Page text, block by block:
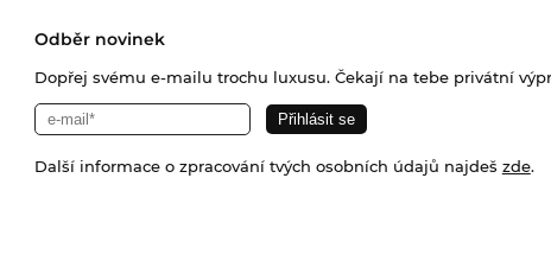
Odběr novinek
Dopřej svému e-mailu trochu luxusu. Čekají na tebe privátní
Další informace o zpracování tvých osobních údajů najdeš zde.